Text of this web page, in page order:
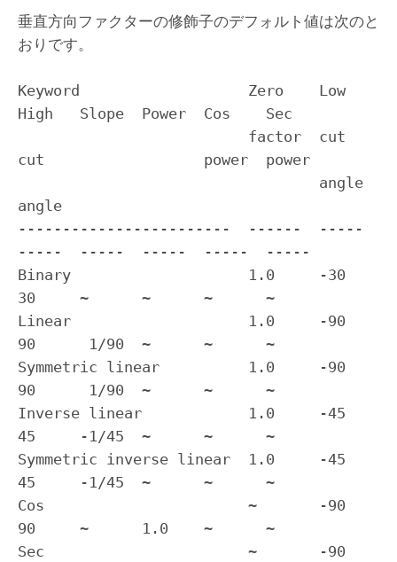
垂直方向ファクターの修飾子のデフォルト値は次のと
おりです。
Keyword                   Zero    Low
High   Slope  Power  Cos    Sec
cut                  power  power
angle
------------------------  ------  -----
-----  -----  -----  -----  -----
Binary                    1.0     -30
30     ~      ~      ~      ~
Linear                    1.0     -90
90      1/90  ~      ~      ~
Symmetric linear          1.0     -90
90      1/90  ~      ~      ~
Inverse linear            1.0     -45
45     -1/45  ~      ~      ~
Symmetric inverse linear  1.0     -45
45     -1/45  ~      ~      ~
Cos                       ~       -90
90     ~      1.0    ~      ~
Sec                       ~       -90